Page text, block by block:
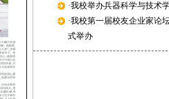
·我校举办兵器科学与技术
·我校第一届校友企业家论
式举办